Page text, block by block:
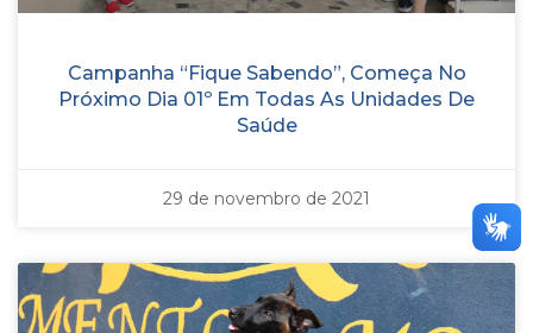
Campanha “Fique Sabendo”, Começa No
Próximo Dia 01º Em Todas As Unidades De
Saúde
29 de novembro de 2021